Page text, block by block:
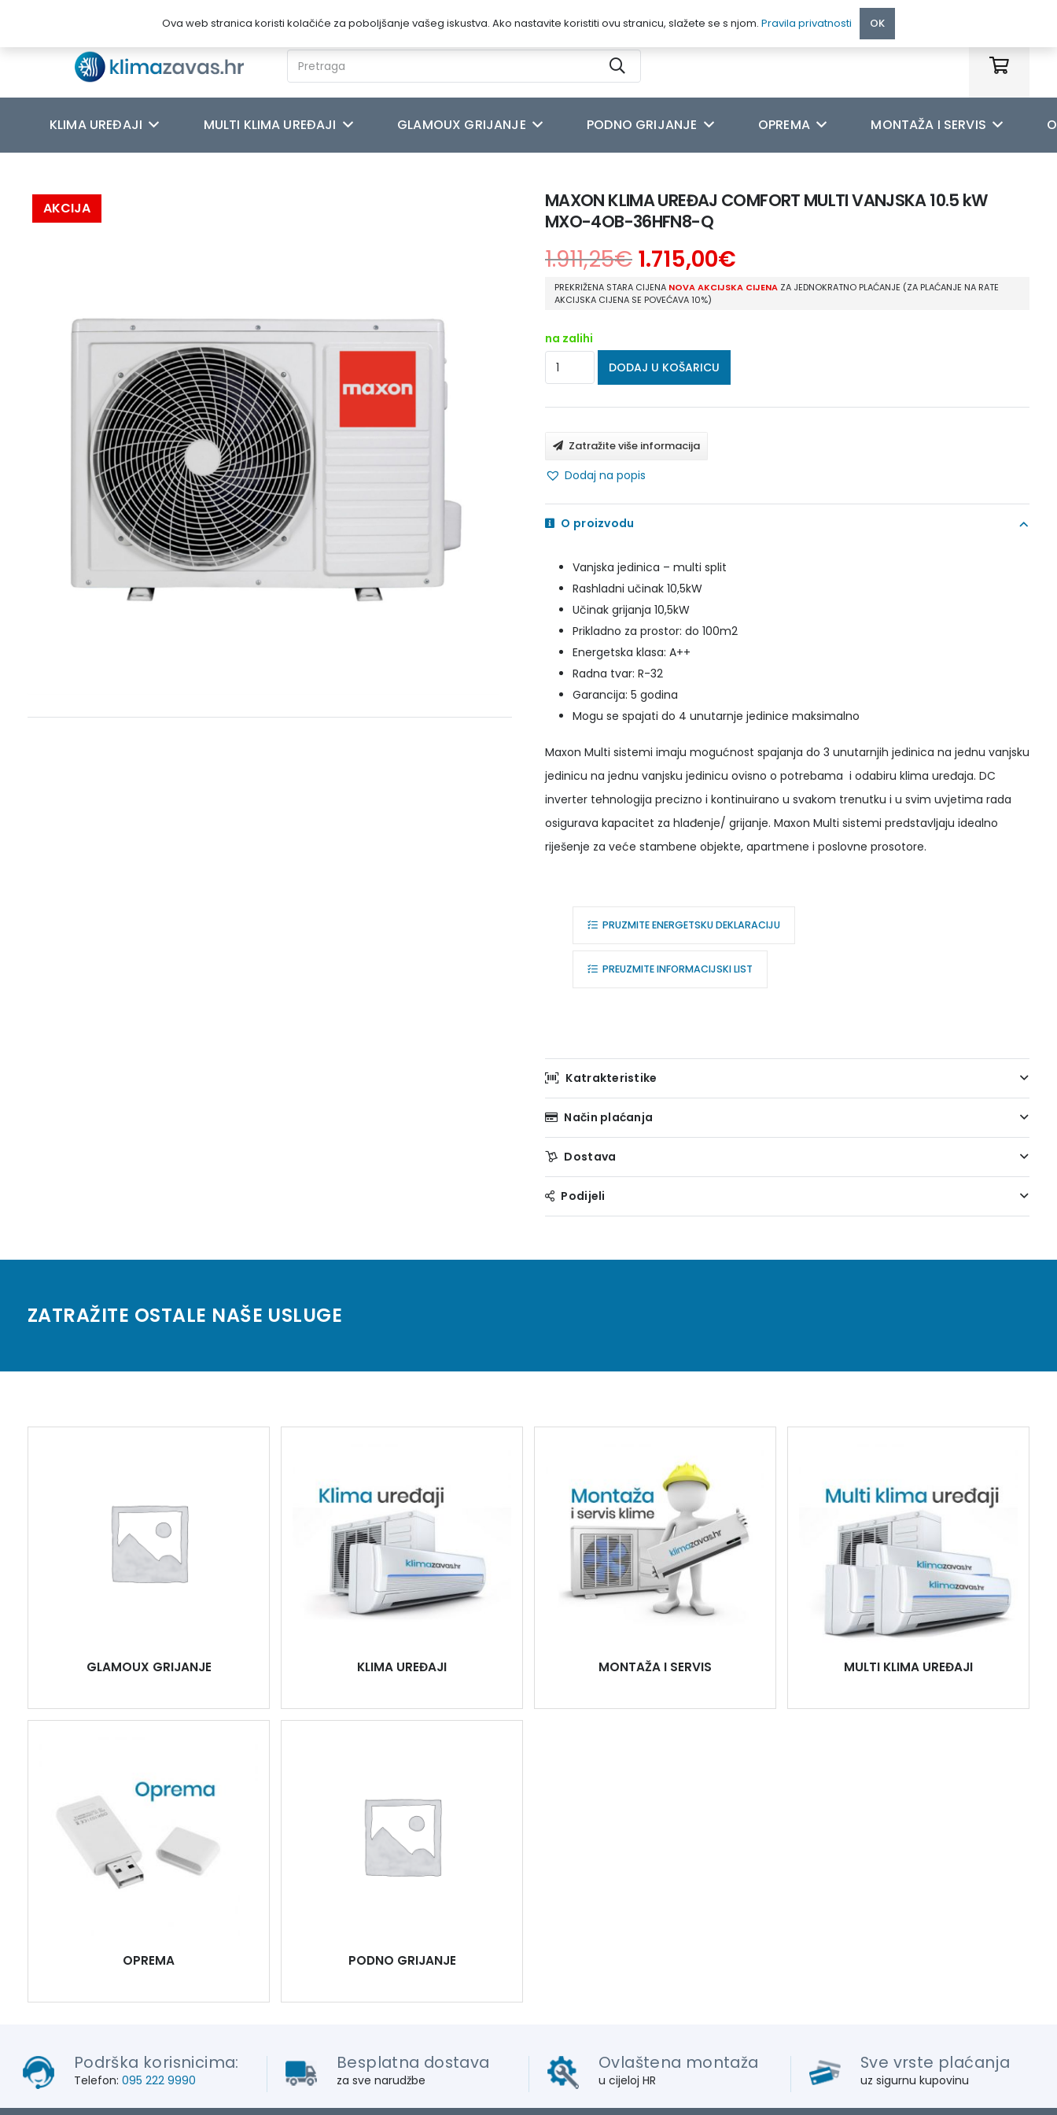
Kontakt
KLIMA UREĐAJI MULTI KLIMA UREĐAJI GLAMOUX GRIJANJE PODNO GRIJANJE OPREMA MONTAŽA I SERVIS
AKCIJA
MAXON KLIMA UREĐAJ COMFORT MULTI VANJSKA 10.5 kW
MXO-4OB-36HFN8-Q
1.911,25€ 1.715,00€
PREKRIŽENA STARA CIJENA NOVA AKCIJSKA CIJENA ZA JEDNOKRATNO PLAĆANJE (ZA PLAĆANJE NA RATE
AKCIJSKA CIJENA SE POVEĆAVA 10%)
na zalihi
MAXON
KLIMA
UREĐAJ
MULTI
VANJSKA
10.5
kW
4OB-
36HFN8-
količina
DODAJ U KOŠARICU
Zatražite više informacija
Dodaj na popis
O proizvodu
Vanjska jedinica – multi split
Rashladni učinak 10,5kW
Učinak grijanja 10,5kW
Prikladno za prostor: do 100m2
Energetska klasa: A++
Radna tvar: R-32
Garancija: 5 godina
Mogu se spajati do 4 unutarnje jedinice maksimalno
Maxon Multi sistemi imaju mogućnost spajanja do 3 unutarnjih jedinica na jednu vanjsku
jedinicu na jednu vanjsku jedinicu ovisno o potrebama i odabiru klima uređaja. DC
inverter tehnologija precizno i kontinuirano u svakom trenutku i u svim uvjetima rada
osigurava kapacitet za hlađenje/ grijanje. Maxon Multi sistemi predstavljaju idealno
riješenje za veće stambene objekte, apartmene i poslovne prosotore.
PRUZMITE ENERGETSKU DEKLARACIJU
PREUZMITE INFORMACIJSKI LIST
Katrakteristike
Način plaćanja
Dostava
Podijeli
ZATRAŽITE OSTALE NAŠE USLUGE
GLAMOUX GRIJANJE KLIMA UREĐAJI MONTAŽA I SERVIS MULTI KLIMA UREĐAJI
OPREMA PODNO GRIJANJE
Podrška korisnicima:
Telefon: 095 222 9990
Besplatna dostava
za sve narudžbe
Ovlaštena montaža
u cijeloj HR
Sve vrste plaćanja
uz sigurnu kupovinu
Ova web stranica koristi kolačiće za poboljšanje vašeg iskustva. Ako nastavite koristiti ovu stranicu, slažete se s njom. Pravila privatnosti OK